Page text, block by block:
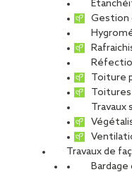
Gestion
Toiture
Travaux
Travaux de
Bardage
PARTAGER
17 octobre 2017
SOPREMA Entreprises a
dédiées dans des agences
charge le désamiantage
procéder à son